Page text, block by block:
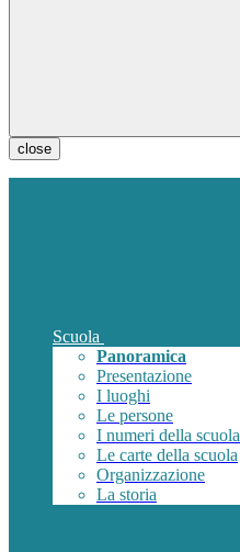
close
Scuola
Panoramica
Presentazione
I luoghi
Le persone
I numeri della scuola
Le carte della scuola
Organizzazione
La storia